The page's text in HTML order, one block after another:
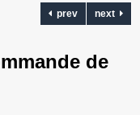
prev next
de